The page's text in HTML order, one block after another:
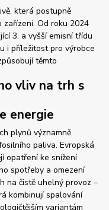
která postupně
zařízení. Od roku 2024
3. a vyšší emisní třídu
i příležitost pro výrobce
těmto
vliv na trh s
energie
plynů významně
paliva. Evropská
opatření ke snížení
spotřeby a omezení
na čistě uhelný provoz –
kombinují spalování
variantám